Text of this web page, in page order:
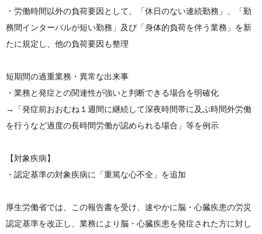
・労働時間以外の負荷要因として、「休日のない連続勤務」、「勤
務間インターバルが短い勤務」及び「身体的負荷を伴う業務」を新
たに規定し、他の負荷要因も整理
短期間の過重業務・異常な出来事
・業務と発症との関連性が強いと判断できる場合を明確化
→「発症前おおむね１週間に継続して深夜時間帯に及ぶ時間外労働
を行うなど過度の長時間労働が認められる場合」等を例示
【対象疾病】
・認定基準の対象疾病に「重篤な心不全」を追加
厚生労働省では、この報告書を受け、速やかに脳・心臓疾患の労災
認定基準を改正し、業務により脳・心臓疾患を発症された方に対し